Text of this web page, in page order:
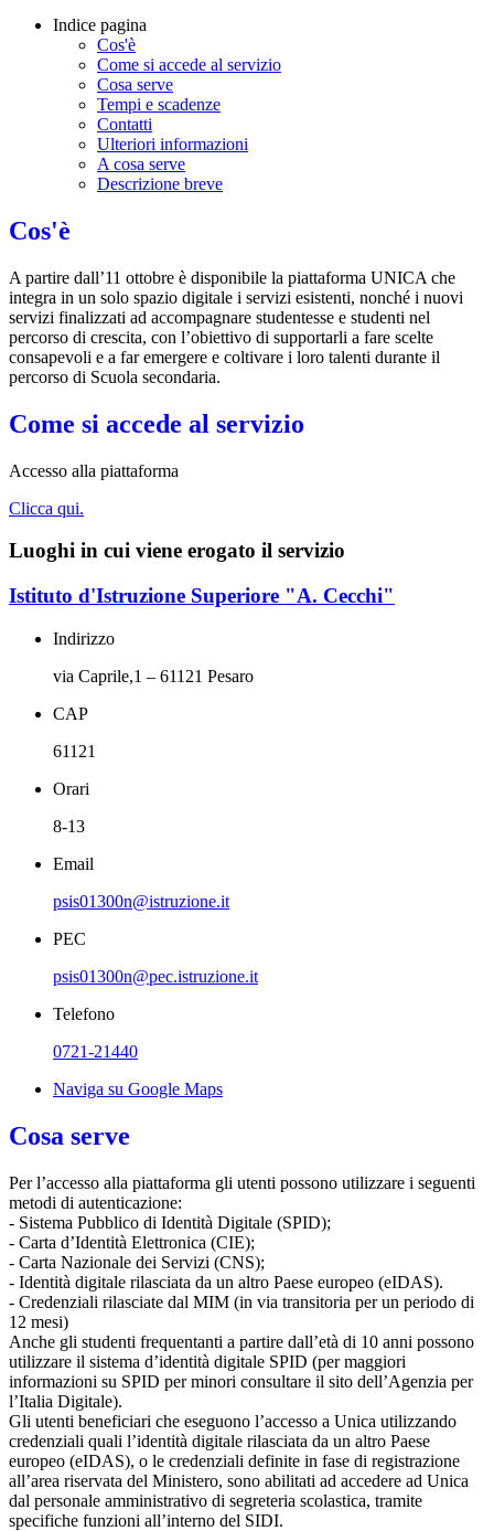
Indice pagina
Cos'è
Come si accede al servizio
Cosa serve
Tempi e scadenze
Contatti
Ulteriori informazioni
A cosa serve
Descrizione breve
Cos'è
A partire dall’11 ottobre è disponibile la piattaforma UNICA che
integra in un solo spazio digitale i servizi esistenti, nonché i nuovi
servizi finalizzati ad accompagnare studentesse e studenti nel
percorso di crescita, con l’obiettivo di supportarli a fare scelte
consapevoli e a far emergere e coltivare i loro talenti durante il
percorso di Scuola secondaria.
Come si accede al servizio
Accesso alla piattaforma
Clicca qui.
Luoghi in cui viene erogato il servizio
Istituto d'Istruzione Superiore "A. Cecchi"
Indirizzo
via Caprile,1 – 61121 Pesaro
CAP
61121
Orari
8-13
Email
psis01300n@istruzione.it
PEC
psis01300n@pec.istruzione.it
Telefono
0721-21440
Naviga su Google Maps
Cosa serve
Per l’accesso alla piattaforma gli utenti possono utilizzare i seguenti
metodi di autenticazione:
- Sistema Pubblico di Identità Digitale (SPID);
- Carta d’Identità Elettronica (CIE);
- Carta Nazionale dei Servizi (CNS);
- Identità digitale rilasciata da un altro Paese europeo (eIDAS).
- Credenziali rilasciate dal MIM (in via transitoria per un periodo di
12 mesi)
Anche gli studenti frequentanti a partire dall’età di 10 anni possono
utilizzare il sistema d’identità digitale SPID (per maggiori
informazioni su SPID per minori consultare il sito dell’Agenzia per
l’Italia Digitale).
Gli utenti beneficiari che eseguono l’accesso a Unica utilizzando
credenziali quali l’identità digitale rilasciata da un altro Paese
europeo (eIDAS), o le credenziali definite in fase di registrazione
all’area riservata del Ministero, sono abilitati ad accedere ad Unica
dal personale amministrativo di segreteria scolastica, tramite
specifiche funzioni all’interno del SIDI.